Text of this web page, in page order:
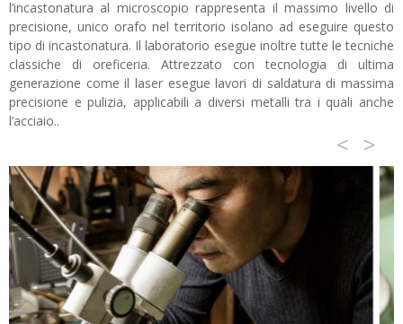
l’incastonatura al microscopio rappresenta il massimo livello di
precisione, unico orafo nel territorio isolano ad eseguire questo
tipo di incastonatura. Il laboratorio esegue inoltre tutte le tecniche
classiche di oreficeria. Attrezzato con tecnologia di ultima
generazione come il laser esegue lavori di saldatura di massima
precisione e pulizia, applicabili a diversi metalli tra i quali anche
l’acciaio..
< >